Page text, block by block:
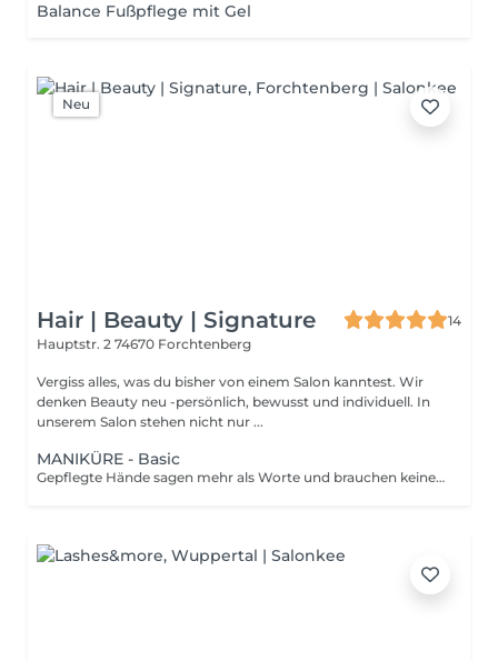
Balance Fußpflege mit Gel
Neu
Hair | Beauty | Signature
14
Hauptstr. 2 74670 Forchtenberg
Vergiss alles, was du bisher von einem Salon kanntest. Wir
denken Beauty neu -persönlich, bewusst und individuell. In
unserem Salon stehen nicht nur ...
MANIKÜRE - Basic
Gepflegte Hände sagen mehr als Worte und brauchen keine Effekte. Unsere klassische Maniküre bringt deine Nägel sanft in Form, pflegt die Haut und stärkt den natürlichen Glanz. Mit aufbauendem Lack, Nagelöl und achtsamer Handarbeit entsteht ein Ergebnis, das sich sehen lassen kann dezent, stilvoll und gesund. Ideal für alle, die keine Show wollen, sondern einfach schöne Nägel, die zu ihnen passen. Auch perfekt als Vorbereitung auf besondere Anlässe oder als kleiner Moment der Selbstfürsorge im Alltag.